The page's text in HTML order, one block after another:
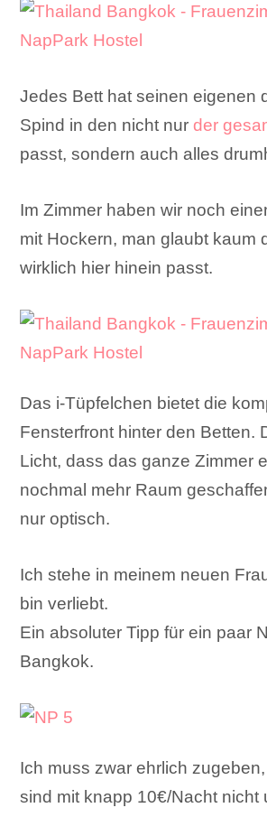
Jedes Bett hat seinen eigenen
Spind in den nicht nur der
passt, sondern auch alles
Im Zimmer haben wir noch
mit Hockern, man glaubt kaum
wirklich hier hinein passt.
Das i-Tüpfelchen bietet die
Fensterfront hinter den Betten.
Licht, dass das ganze Zimmer
nochmal mehr Raum
nur optisch.
Ich stehe in meinem neuen
bin verliebt.
Ein absoluter Tipp für ein paar
Bangkok.
Ich muss zwar ehrlich
sind mit knapp 10€/Nacht nicht